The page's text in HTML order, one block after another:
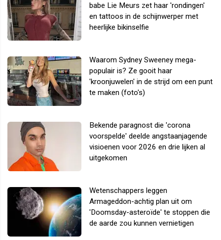
babe Lie Meurs zet haar 'rondingen'
en tattoos in de schijnwerper met
heerlijke bikinselfie
Waarom Sydney Sweeney mega-
populair is? Ze gooit haar
'kroonjuwelen' in de strijd om een punt
te maken (foto's)
Bekende paragnost die 'corona
voorspelde' deelde angstaanjagende
visioenen voor 2026 en drie lijken al
uitgekomen
Wetenschappers leggen
Armageddon-achtig plan uit om
'Doomsday-asteroïde' te stoppen die
de aarde zou kunnen vernietigen